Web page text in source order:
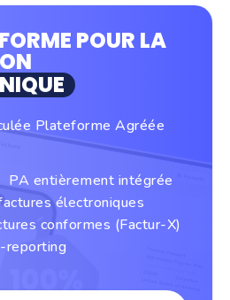
POUR LA
Plateforme Agréée
PA entièrement intégrée
électroniques
conformes (Factur-X)
reporting